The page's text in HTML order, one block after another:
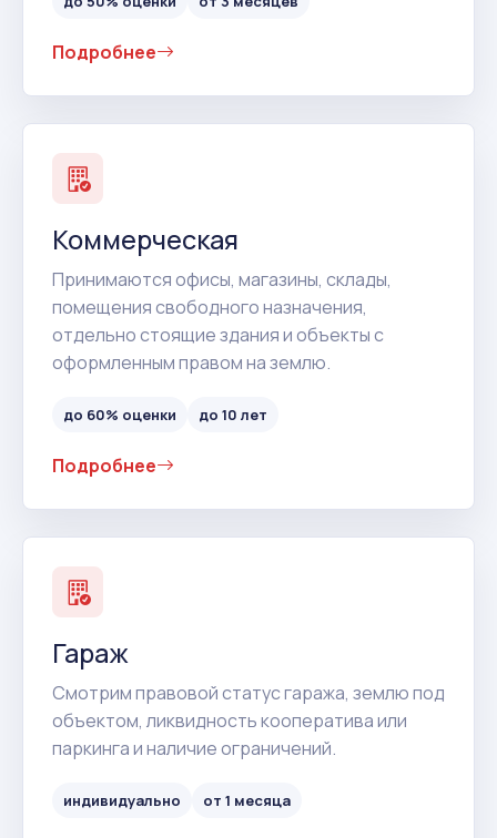
Подробнее
Коммерческая
Принимаются офисы, магазины, склады,
помещения свободного назначения,
отдельно стоящие здания и объекты с
оформленным правом на землю.
до 60% оценки до 10 лет
Подробнее
Гараж
Смотрим правовой статус гаража, землю под
объектом, ликвидность кооператива или
паркинга и наличие ограничений.
индивидуально от 1 месяца